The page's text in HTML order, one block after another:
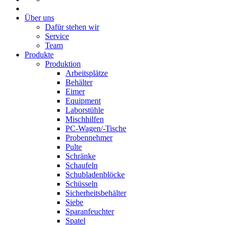
Über uns
Dafür stehen wir
Service
Team
Produkte
Produktion
Arbeitsplätze
Behälter
Eimer
Equipment
Laborstühle
Mischhilfen
PC-Wagen/-Tische
Probennehmer
Pulte
Schränke
Schaufeln
Schubladenblöcke
Schüsseln
Sicherheitsbehälter
Siebe
Sparanfeuchter
Spatel